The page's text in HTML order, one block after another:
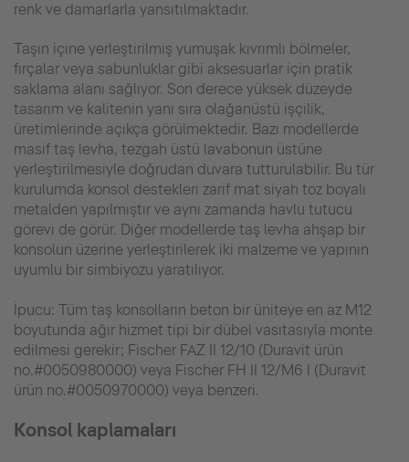
renk ve damarlarla yansıtılmaktadır.
Taşın içine yerleştirilmiş yumuşak kıvrımlı bölmeler,
fırçalar veya sabunluklar gibi aksesuarlar için pratik
saklama alanı sağlıyor. Son derece yüksek düzeyde
tasarım ve kalitenin yanı sıra olağanüstü işçilik,
üretimlerinde açıkça görülmektedir. Bazı modellerde
masif taş levha, tezgah üstü lavabonun üstüne
yerleştirilmesiyle doğrudan duvara tutturulabilir. Bu tür
kurulumda konsol destekleri zarif mat siyah toz boyalı
metalden yapılmıştır ve aynı zamanda havlu tutucu
görevi de görür. Diğer modellerde taş levha ahşap bir
konsolun üzerine yerleştirilerek iki malzeme ve yapının
uyumlu bir simbiyozu yaratılıyor.
İpucu: Tüm taş konsolların beton bir üniteye en az M12
boyutunda ağır hizmet tipi bir dübel vasıtasıyla monte
edilmesi gerekir; Fischer FAZ II 12/10 (Duravit ürün
no.#0050980000) veya Fischer FH II 12/M6 I (Duravit
ürün no.#0050970000) veya benzeri.
Konsol kaplamaları